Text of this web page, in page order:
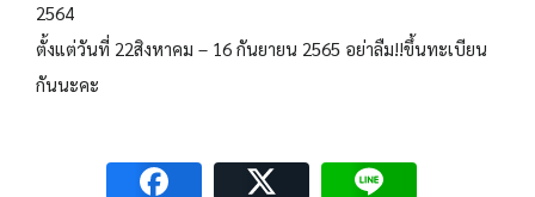
2564
ตั้งแต่วันที่ 22สิงหาคม – 16 กันยายน 2565 อย่าลืม!!ขึ้นทะเบียน
กันนะคะ